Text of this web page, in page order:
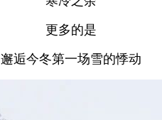
更多的是
邂逅今冬第一场雪的悸动